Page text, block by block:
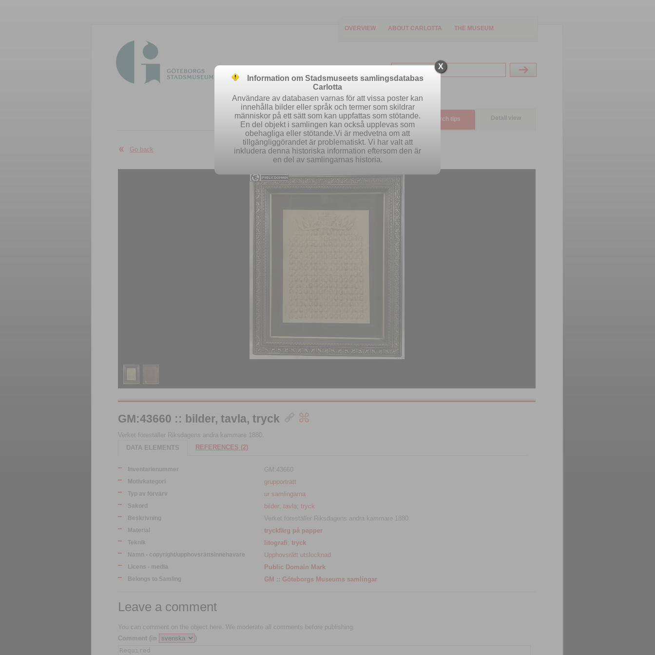
OVERVIEW ABOUT CARLOTTA THE MUSEUM
Easy search Advanced search Search tips Detail view
Go back
GM:43660 :: bilder, tavla, tryck
Verket föreställer Riksdagens andra kammare 1880.
DATA ELEMENTS
REFERENCES (2)
Inventarienummer GM:43660
Motivkategori grupporträtt
Typ av förvärv ur samlingarna
Sakord bilder; tavla; tryck
Beskrivning Verket föreställer Riksdagens andra kammare 1880.
Material tryckfärg på papper
Teknik litografi tryck
Namn - copyright/upphovsrättsinnehavare Upphovsrätt utslocknad
Licens - media Public Domain Mark
Belongs to Samling GM :: Göteborgs Museums samlingar
Leave a comment
You can comment on the object here. We moderate all comments before publishing.
Comment (in
)
X
Information om Stadsmuseets samlingsdatabas
Carlotta
Användare av databasen varnas för att vissa poster kan
innehålla bilder eller språk och termer som skildrar
människor på ett sätt som kan uppfattas som stötande.
En del objekt i samlingen kan också upplevas som
obehagliga eller stötande.Vi är medvetna om att
tillgängliggörandet är problematiskt. Vi har valt att
inkludera denna historiska information eftersom den är
en del av samlingarnas historia.